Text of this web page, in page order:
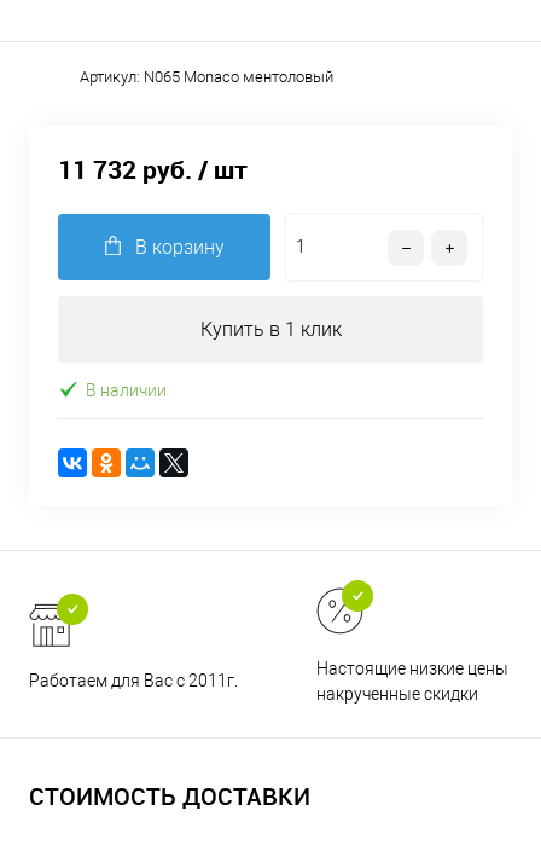
Артикул: N065 Monaco ментоловый
11 732 руб. / шт
В корзину
Купить в 1 клик
В наличии
Работаем для Вас с 2011г.
Настоящие низкие цены и
накрученные скидки
СТОИМОСТЬ ДОСТАВКИ